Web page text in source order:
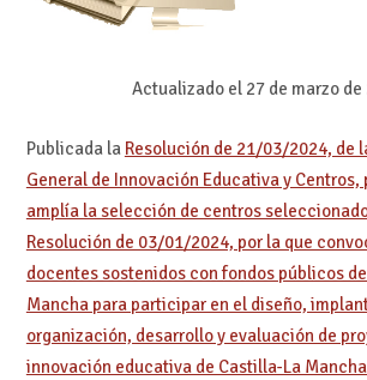
Actualizado el 27 de marzo de
Publicada la Resolución de 21/03/2024, de
General de Innovación Educativa y Centros,
amplía la selección de centros
Resolución de 03/01/2024, por la que
docentes sostenidos con fondos públicos
Mancha para participar en el diseño,
organización, desarrollo y evaluación de
innovación educativa de Castilla-La